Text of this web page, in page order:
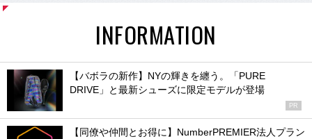
INFORMATION
【バボラの新作】NYの輝きを纏う。「PURE
DRIVE」と最新シューズに限定モデルが登場
PR
【同僚や仲間とお得に】NumberPREMIER法人プラン